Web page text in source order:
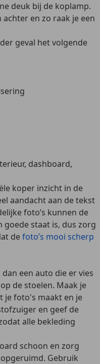
deuk bij de koplamp.
en zo raak je een
geval het volgende
dashboard,
koper inzicht in de
aandacht aan de tekst
foto’s kunnen de
staat is, dus zorg
defoto’s mooi scherp
een auto die er vies
de stoelen. Maak je
je foto's maakt en je
en geef de
alle bekleding
schoon en zorg
Gebruik